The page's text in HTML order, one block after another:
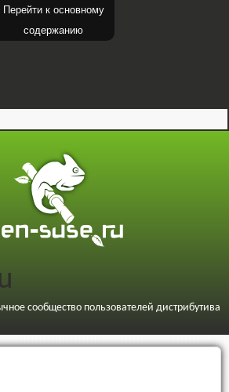
Перейти к основному
содержанию
сообщество пользователей дистрибутива